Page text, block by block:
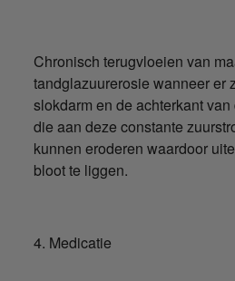
Chronisch terugvloeien van
tandglazuurerosie wanneer er
slokdarm en de achterkant
die aan deze constante
kunnen eroderen waardoor
bloot te liggen.
4. Medicatie